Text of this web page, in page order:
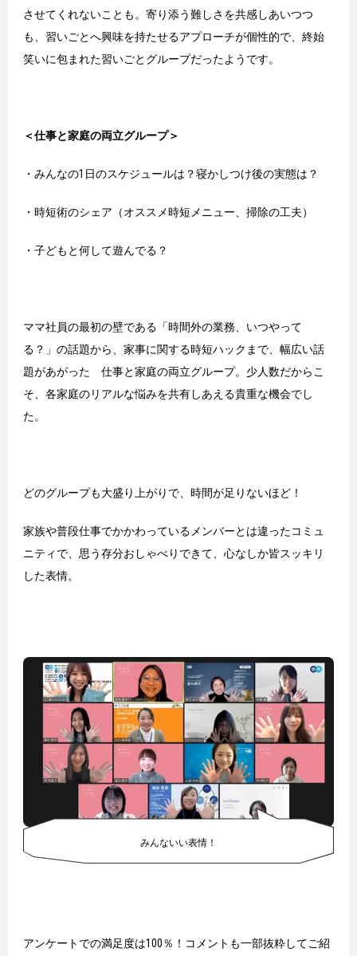
させてくれないことも。寄り添う難しさを共感しあいつつ
も、習いごとへ興味を持たせるアプローチが個性的で、終始
笑いに包まれた習いごとグループだったようです。
＜仕事と家庭の両立グループ＞
・みんなの1日のスケジュールは？寝かしつけ後の実態は？
・時短術のシェア（オススメ時短メニュー、掃除の工夫）
・子どもと何して遊んでる？
ママ社員の最初の壁である「時間外の業務、いつやって
る？」の話題から、家事に関する時短ハックまで、幅広い話
題があがった 仕事と家庭の両立グループ。少人数だからこ
そ、各家庭のリアルな悩みを共有しあえる貴重な機会でし
た。
どのグループも大盛り上がりで、時間が足りないほど！
家族や普段仕事でかかわっているメンバーとは違ったコミュ
ニティで、思う存分おしゃべりできて、心なしか皆スッキリ
した表情。
みんないい表情！
アンケートでの満足度は100％！コメントも一部抜粋してご紹